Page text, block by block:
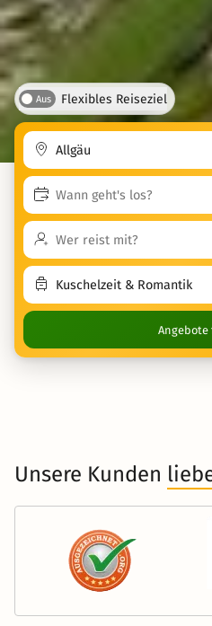
Aus Flexibles Reiseziel
Angebote
Unsere Kunden